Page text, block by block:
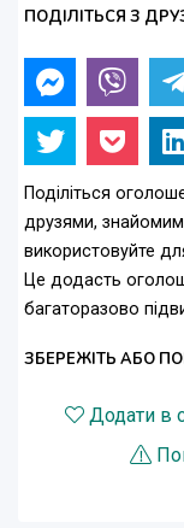
ПОДІЛІТЬСЯ З
Поділіться
друзями,
використовуйте
Це додасть
багаторазово
ЗБЕРЕЖІТЬ АБО
Додати в